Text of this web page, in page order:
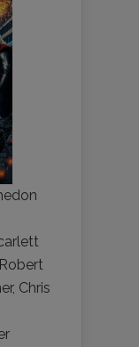
Robert
, Chris